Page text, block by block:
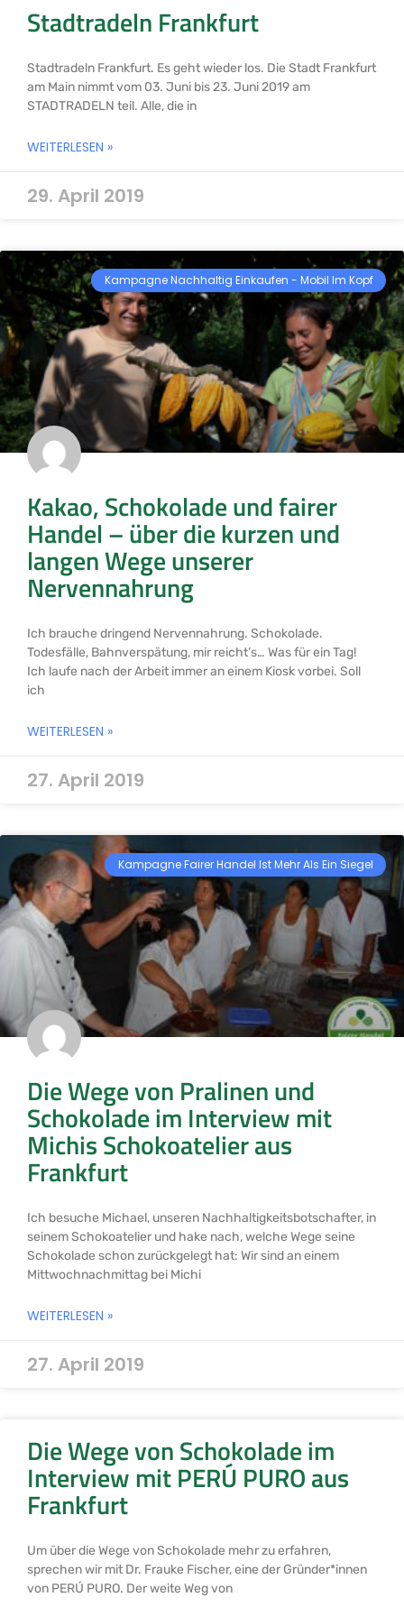
Stadtradeln Frankfurt
Stadtradeln Frankfurt. Es geht wieder los. Die Stadt Frankfurt
am Main nimmt vom 03. Juni bis 23. Juni 2019 am
STADTRADELN teil. Alle, die in
WEITERLESEN »
29. April 2019
Kampagne Nachhaltig Einkaufen - Mobil Im Kopf
Kakao, Schokolade und fairer
Handel – über die kurzen und
langen Wege unserer
Nervennahrung
Ich brauche dringend Nervennahrung. Schokolade.
Todesfälle, Bahnverspätung, mir reicht’s… Was für ein Tag!
Ich laufe nach der Arbeit immer an einem Kiosk vorbei. Soll
ich
WEITERLESEN »
27. April 2019
Kampagne Fairer Handel Ist Mehr Als Ein Siegel
Die Wege von Pralinen und
Schokolade im Interview mit
Michis Schokoatelier aus
Frankfurt
Ich besuche Michael, unseren Nachhaltigkeitsbotschafter, in
seinem Schokoatelier und hake nach, welche Wege seine
Schokolade schon zurückgelegt hat: Wir sind an einem
Mittwochnachmittag bei Michi
WEITERLESEN »
27. April 2019
Die Wege von Schokolade im
Interview mit PERÚ PURO aus
Frankfurt
Um über die Wege von Schokolade mehr zu erfahren,
sprechen wir mit Dr. Frauke Fischer, eine der Gründer*innen
von PERÚ PURO. Der weite Weg von